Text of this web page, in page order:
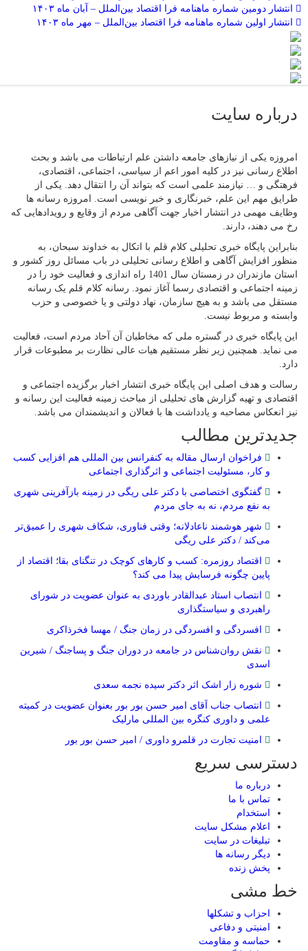
انتشار دومین شماره ماهنامه فرا اقتصاد بین‌الملل – آبان ماه ۱۴۰۳
انتشار اولین شماره ماهنامه فرا اقتصاد بین‌الملل – مهر ماه ۱۴۰۳
درباره سایت
امروزه یکی از نیازهای جامعه داشتن علم ارتباطات می باشد و بحث
اطلاع رسانی نیز در کلیه امور اعم از سیاسی، اجتماعی، اقتصادی،
فرهتگی و … نیازمند علمی است که بتواند آن را انتقال دهد. یکی از
طرایق مهم این علم، خبرنگاری و خبر نویسی است. امروزه رسانه ها
وظایف مهمی در انتشار اخبار جهت آگاهی مردم از وقایع و رویدادهایی که
رخ می دهند، دارند.
بنابراین پایگاه خبری تحلیلی کلام قلم با اتکال به خداوند سبحان، به
منظور افزایش آگاهی و اطلاع رسانی تحلیلی در باب مسائل روز کشور و
استان مازندران در زمستان سال 1401 راه اندازی و فعالیت خود را در
زمینه اجتماعی و اقتصادی رسما آغاز نمود. رسانه کلام قلم یک رسانه
مستقل می باشد و به هیچ سازمان، نهاد دولتی و یا خصوصی و حزب
وابسته و مربوط نیست.
این پایگاه خبری در گستره ملی که مخاطبان آن آحاد مردم است، فعالیت
می نماید. همچنین زیر نظر مستقیم هیات عالی نظارت بر مطبوعات قرار
دارد.
رسالت و هدف اصلی این پایگاه خبری انتشار اخبار برگزیده اجتماعی و
اقتصادی و تهیه گزارش های تحلیلی از مباحث زمینه فعالیت این رسانه و
نیز انعکاس مصاحبه و یادداشت ها با فعالان و اندیشمندان می باشد.
جدیدترین مطالب
فراخوان ارسال مقاله به کنفرانس بین المللی هم افزایی کسب
و کار، مسئولیت اجتماعی و اثرگذاری اجتماعی
گفتگوی اختصاصی با دکتر علی ریگی در زمینه بازآفرینی شهری
به نفع مردم، نه به جای مردم
شهر هوشمند ناعادلانه؛ وقتی فناوری، شکاف شهری را عمیق‌تر
می‌کند / دکتر علی ریگی
اقتصاد روزمره: کسب‌ و کارهای کوچک در تنگنای بقا؛ اقتصاد از
پایین چگونه فرسایش پیدا می کند؟
انتصاب استاد عبدالقادر باوردی به عنوان عضویت در شورای
راهبردی و سیاستگذاری
افسردگی و افسردگی در زمان جنگ / مهسا فخرذاکری
نقش روان‌شناس در جامعه در دوران جنگ و پساجنگ / شیرین
اسدی
شوره زار اشک اثر دکتر سیده نجمه سعدی
انتصاب جناب آقای امیر حسن بور بور بعنوان عضویت در کمیته
علمی و داوری کنگره بین المللی مارلیک
امنیت تجارت در قلمرو داوری / امیر حسن بور بور
دسترسی سریع
درباره ما
تماس با ما
استخدام
اعلام مشکل سایت
تبلیغات در سایت
ديگر رسانه ها
پخش زنده
خط مشی
احزاب و تشکلها
امنیتی و دفاعی
حماسه و مقاومت